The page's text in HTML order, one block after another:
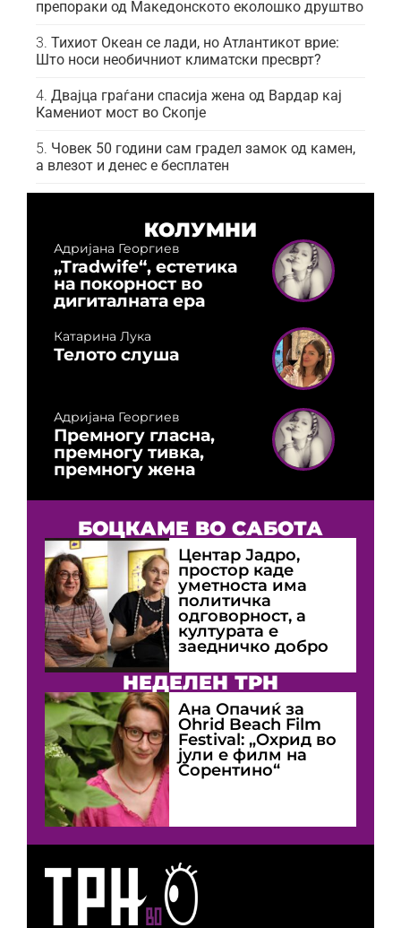
препораки од Македонското еколошко друштво
Тихиот Океан се лади, но Атлантикот врие:
Што носи необичниот климатски пресврт?
Двајца граѓани спасија жена од Вардар кај
Камениот мост во Скопје
Човек 50 години сам градел замок од камен,
а влезот и денес е бесплатен
КОЛУМНИ
Адријана Георгиев
„Tradwife“, естетика
на покорност во
дигиталната ера
Катарина Лука
Телото слуша
Адријана Георгиев
Премногу гласна,
премногу тивка,
премногу жена
БОЦКАМЕ ВО САБОТА
Центар Јадро,
простор каде
уметноста има
политичка
одговорност, а
културата е
заедничко добро
НЕДЕЛЕН ТРН
Ана Опачиќ за
Оhrid Beach Film
Festival: „Охрид во
јули е филм на
Сорентино“